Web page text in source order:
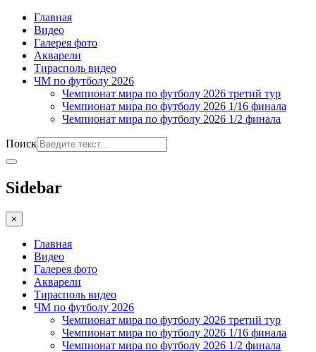
Главная
Видео
Галерея фото
Акварели
Тирасполь видео
ЧМ по футболу 2026
Чемпионат мира по футболу 2026 третий тур
Чемпионат мира по футболу 2026 1/16 финала
Чемпионат мира по футболу 2026 1/2 финала
Поиск
Sidebar
×
Главная
Видео
Галерея фото
Акварели
Тирасполь видео
ЧМ по футболу 2026
Чемпионат мира по футболу 2026 третий тур
Чемпионат мира по футболу 2026 1/16 финала
Чемпионат мира по футболу 2026 1/2 финала